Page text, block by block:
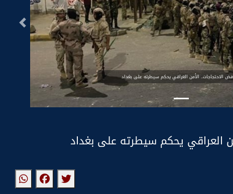
الاحتجاجات.. الأمن العراقي يحكم سيطرته على بغداد
التالى
العراقي يحكم سيطرته على بغداد
نتنياهو يرفض الانسحاب من غزة ويعلن رفضه لمسودة
أمريكية